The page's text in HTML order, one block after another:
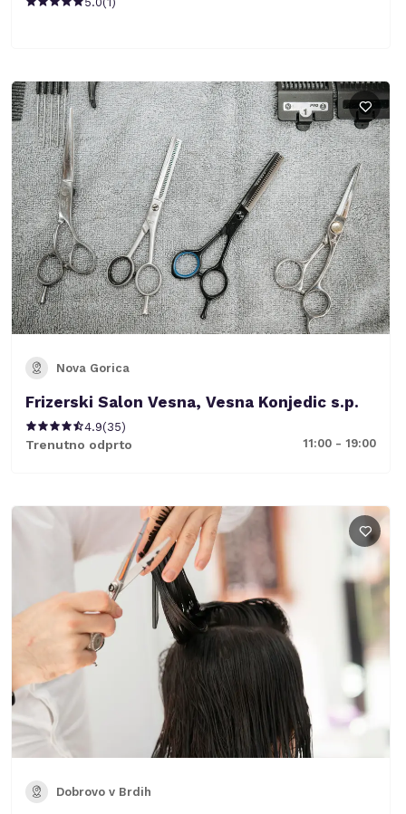
Nova Gorica
Frizerski Salon Vesna, Vesna Konjedic s.p.
4.9(35)
Trenutno odprto 11:00 - 19:00
Dobrovo v Brdih